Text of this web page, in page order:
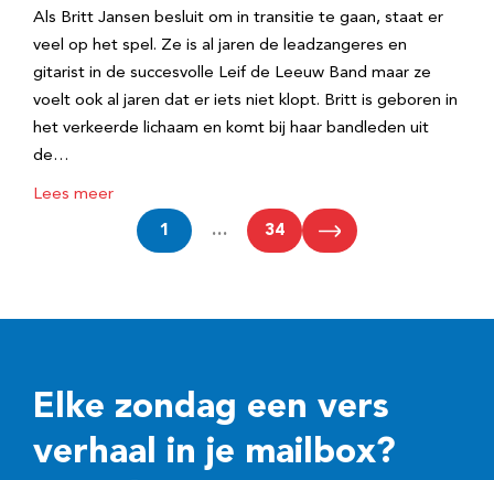
Als Britt Jansen besluit om in transitie te gaan, staat er
veel op het spel. Ze is al jaren de leadzangeres en
gitarist in de succesvolle Leif de Leeuw Band maar ze
voelt ook al jaren dat er iets niet klopt. Britt is geboren in
het verkeerde lichaam en komt bij haar bandleden uit
de…
Lees meer
1 … 34
Elke zondag een vers
verhaal in je mailbox?